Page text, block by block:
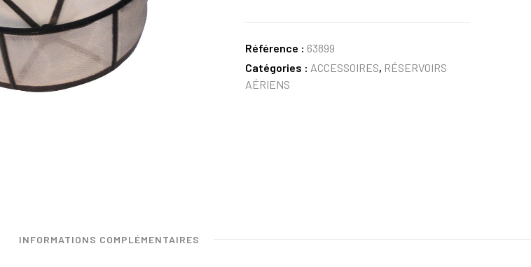
Référence : 63899
Catégories : ACCESSOIRES, RÉSERVOIRS
AÉRIENS
INFORMATIONS COMPLÉMENTAIRES